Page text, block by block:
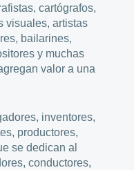
cartógrafos,
visuales, artistas
bailarines,
y muchas
valor a una
inventores,
productores,
se dedican al
conductores,